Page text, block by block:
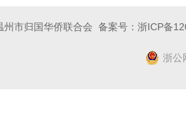
市归国华侨联合会 备案号： 浙ICP备
浙公